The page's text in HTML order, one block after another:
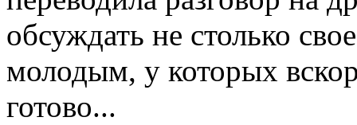
обсуждать не столько
молодым, у которых
готово...